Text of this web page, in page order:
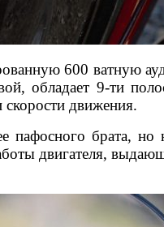
600 ватную
обладает 9-ти
движения.
пафосного брата,
двигателя,